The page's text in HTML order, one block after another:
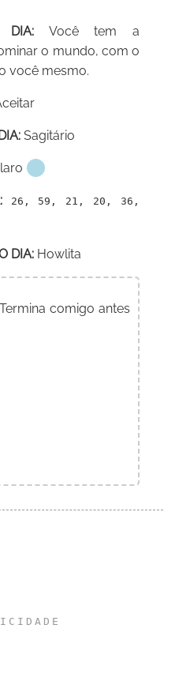
DIA: Você tem a
o mundo, com o
você mesmo.
Sagitário
26, 59, 21, 20, 36,
DIA: Howlita
Termina comigo antes